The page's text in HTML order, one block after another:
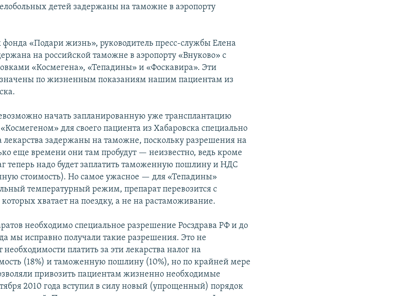
детей задержаны на таможне в аэропорту
фонда «Подари жизнь», руководитель пресс-службы Елена
на российской таможне в аэропорту «Внуково» с
«Космегена», «Тепадины» и «Фоскавира». Эти
по жизненным показаниям нашим пациентам из
начать запланированную уже трансплантацию
для своего пациента из Хабаровска специально
лекарства задержаны на таможне, поскольку разрешения на
еще времени они там пробудут — неизвестно, ведь кроме
теперь надо будет заплатить таможенную пошлину и НДС
стоимость). Но самое ужасное — для «Тепадины»
температурный режим, препарат перевозится с
хватает на поездку, а не на растаможивание.
необходимо специальное разрешение Росздрава РФ и до
мы исправно получали такие разрешения. Это не
необходимости платить за эти лекарства налог на
(18%) и таможенную пошлину (10%), но по крайней мере
привозить пациентам жизненно необходимые
2010 года вступил в силу новый (упрощенный) порядок